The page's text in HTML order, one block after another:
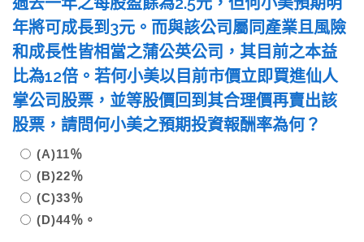
年將可成長到3元。而與該公司屬同產業且風險
和成長性皆相當之蒲公英公司，其目前之本益
比為12倍。若何小美以目前市價立即買進仙人
掌公司股票，並等股價回到其合理價再賣出該
股票，請問何小美之預期投資報酬率為何？
(A)11％
(B)22％
(C)33％
(D)44％。